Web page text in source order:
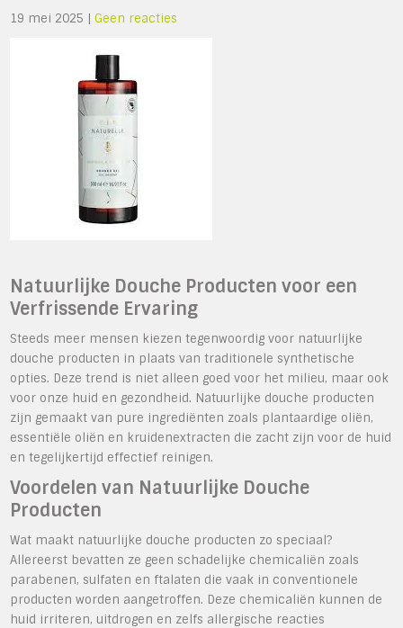
19 mei 2025 |Geen reacties
Natuurlijke Douche Producten voor een
Verfrissende Ervaring
Steeds meer mensen kiezen tegenwoordig voor natuurlijke
douche producten in plaats van traditionele synthetische
opties. Deze trend is niet alleen goed voor het milieu, maar ook
voor onze huid en gezondheid. Natuurlijke douche producten
zijn gemaakt van pure ingrediënten zoals plantaardige oliën,
essentiële oliën en kruidenextracten die zacht zijn voor de huid
en tegelijkertijd effectief reinigen.
Voordelen van Natuurlijke Douche
Producten
Wat maakt natuurlijke douche producten zo speciaal?
Allereerst bevatten ze geen schadelijke chemicaliën zoals
parabenen, sulfaten en ftalaten die vaak in conventionele
producten worden aangetroffen. Deze chemicaliën kunnen de
huid irriteren, uitdrogen en zelfs allergische reacties